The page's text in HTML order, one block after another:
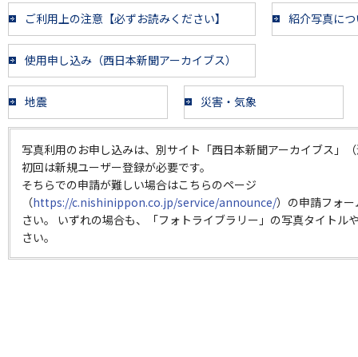
ご利用上の注意【必ずお読みください】 紹介写真に
使用申し込み（西日本新聞アーカイブス）
地震 災害・気象
写真利用のお申し込みは、別サイト「西日本新聞アーカイブス」
初回は新規ユーザー登録が必要です。
そちらでの申請が難しい場合はこちらのページ
（https://c.nishinippon.co.jp/service/announce/）の申請フォ
さい。 いずれの場合も、「フォトライブラリー」の写真タイトル
さい。